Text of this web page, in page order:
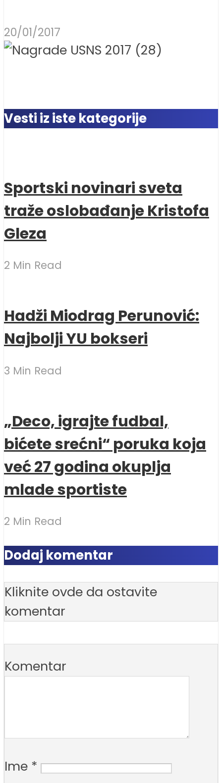
20/01/2017
Vesti iz iste kategorije
Sportski novinari sveta
traže oslobađanje Kristofa
Gleza
2 Min Read
Hadži Miodrag Perunović:
Najbolji YU bokseri
3 Min Read
„Deco, igrajte fudbal,
bićete srećni“ poruka koja
već 27 godina okuplja
mlade sportiste
2 Min Read
Dodaj komentar
Kliknite ovde da ostavite
komentar
Komentar
Ime *